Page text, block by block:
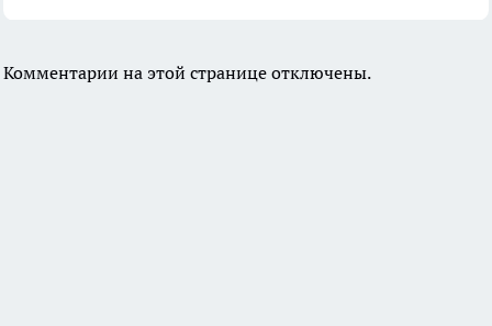
Комментарии на этой странице отключены.